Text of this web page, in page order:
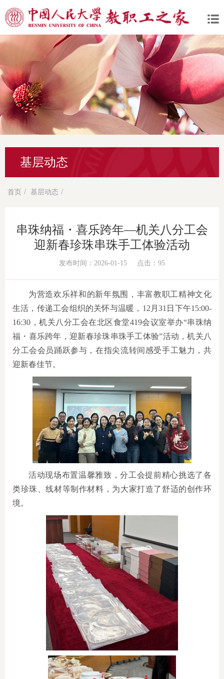
基层动态
首页 / 基层动态 /
串珠纳福・喜乐跨年—机关八分工会
迎新春珍珠串珠手工体验活动
发布时间：2026-01-15 点击： 95
为营造欢乐祥和的新年氛围，丰富教职工精神文化
生活，传递工会组织的关怀与温暖，12月31日下午15:00-
16:30，机关八分工会在北区食堂419会议室举办“串珠纳
福・喜乐跨年，迎新春珍珠串珠手工体验”活动，机关八
分工会会员踊跃参与，在指尖流转间感受手工魅力，共
迎新春佳节。
活动现场布置温馨雅致，分工会提前精心挑选了各
类珍珠、线材等制作材料，为大家打造了舒适的创作环
境。